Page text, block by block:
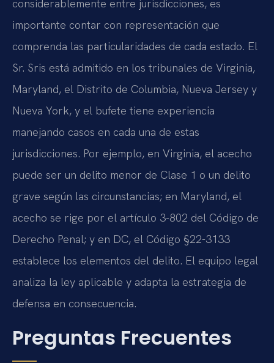
considerablemente entre jurisdicciones, es
importante contar con representación que
comprenda las particularidades de cada estado. El
Sr. Sris está admitido en los tribunales de Virginia,
Maryland, el Distrito de Columbia, Nueva Jersey y
Nueva York, y el bufete tiene experiencia
manejando casos en cada una de estas
jurisdicciones. Por ejemplo, en Virginia, el acecho
puede ser un delito menor de Clase 1 o un delito
grave según las circunstancias; en Maryland, el
acecho se rige por el artículo 3-802 del Código de
Derecho Penal; y en DC, el Código §22-3133
establece los elementos del delito. El equipo legal
analiza la ley aplicable y adapta la estrategia de
defensa en consecuencia.
Preguntas Frecuentes